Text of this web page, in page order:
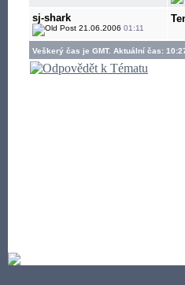
sj-shark
21.06.2006 01:11
Veškerý čas je GMT. Aktuální čas: